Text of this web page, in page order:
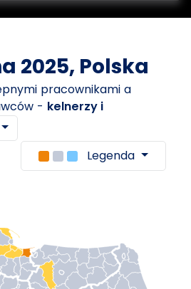
2025, Polska
pracownikami a
- kelnerzy i
Legenda